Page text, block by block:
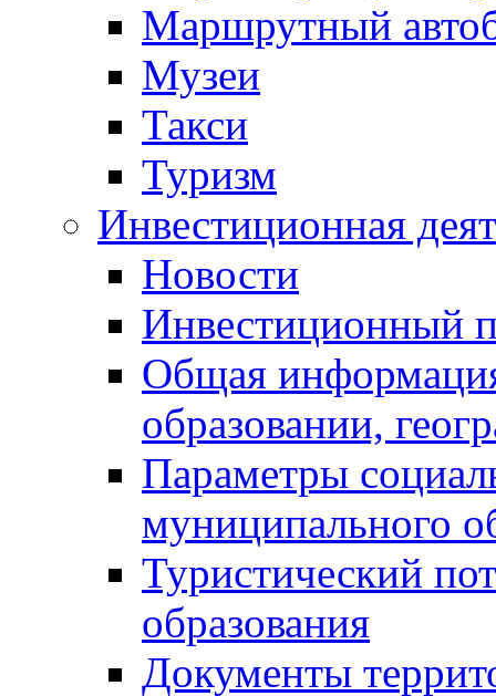
Маршрутный
Музеи
Такси
Туризм
Инвестиционная
Новости
Инвестиционный
Общая
образовании,
Параметры
муниципального
Туристический
образования
Документы